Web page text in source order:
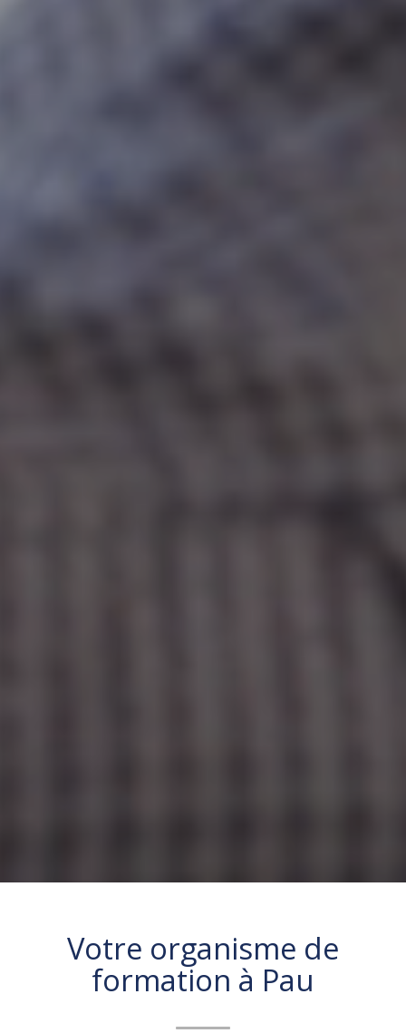
Votre organisme de
formation à Pau